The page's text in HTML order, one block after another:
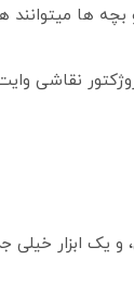
ها
نقاشی
و یک ابزار